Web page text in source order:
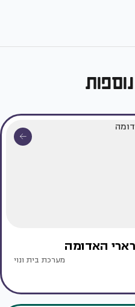
האדומה
מערכת בית ונוי